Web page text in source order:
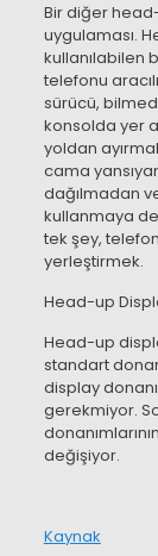
Bir diğer
uygulaması.
kullanılabilen
telefonu
sürücü,
konsolda yer
yoldan
cama
dağılmadan
kullanmaya
tek şey,
yerleştirmek.
Head-up
Head-up
standart
display
gerekmiyor.
değişiyor.
Kaynak